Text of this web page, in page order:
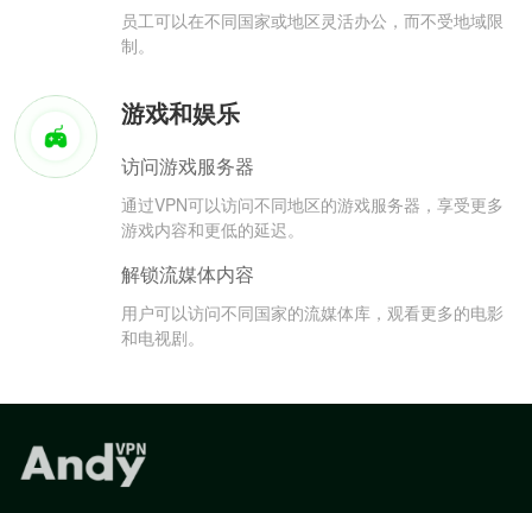
员工可以在不同国家或地区灵活办公，而不受地域限
制。
游戏和娱乐
访问游戏服务器
通过VPN可以访问不同地区的游戏服务器，享受更多
游戏内容和更低的延迟。
解锁流媒体内容
用户可以访问不同国家的流媒体库，观看更多的电影
和电视剧。